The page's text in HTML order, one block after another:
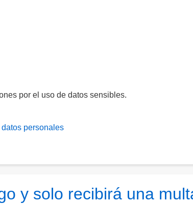
por el uso de datos sensibles.
datos personales
y solo recibirá una